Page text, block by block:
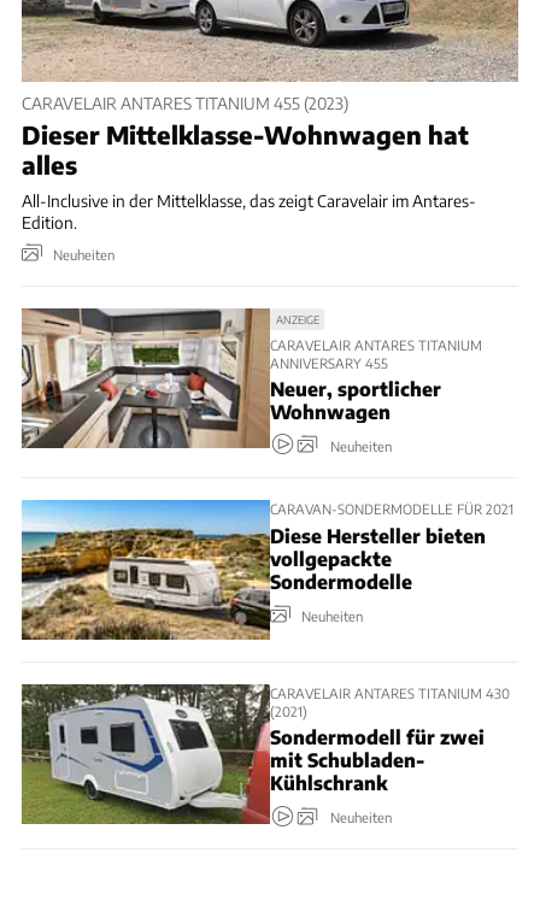
CARAVELAIR ANTARES TITANIUM 455 (2023)
Dieser Mittelklasse-Wohnwagen hat
alles
All-Inclusive in der Mittelklasse, das zeigt Caravelair im Antares-
Edition.
Neuheiten
ANZEIGE
CARAVELAIR ANTARES TITANIUM
ANNIVERSARY 455
Neuer, sportlicher
Wohnwagen
Neuheiten
CARAVAN-SONDERMODELLE FÜR 2021
Diese Hersteller bieten
vollgepackte
Sondermodelle
Neuheiten
CARAVELAIR ANTARES TITANIUM 430
(2021)
Sondermodell für zwei
mit Schubladen-
Kühlschrank
Neuheiten